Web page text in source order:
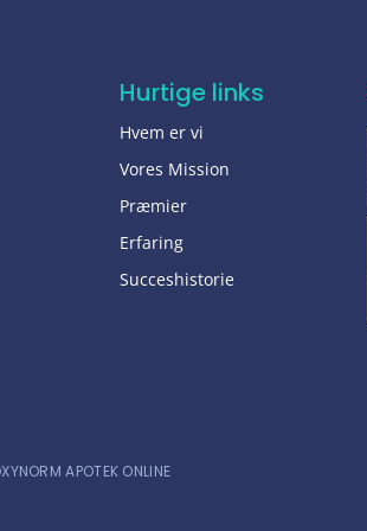
Hurtige links
Hvem er vi
Vores Mission
Præmier
Erfaring
Succeshistorie
APOTEK ONLINE